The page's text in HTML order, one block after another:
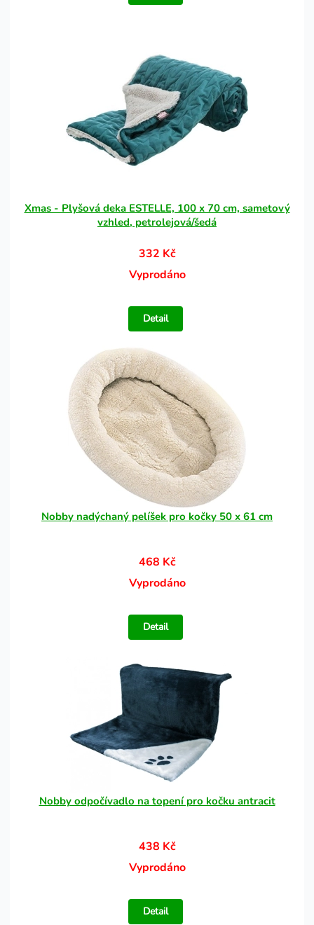
Xmas - Plyšová deka ESTELLE, 100 x 70 cm, sametový
vzhled, petrolejová/šedá
332 Kč
Vyprodáno
Detail
Nobby nadýchaný pelíšek pro kočky 50 x 61 cm
468 Kč
Vyprodáno
Detail
Nobby odpočívadlo na topení pro kočku antracit
438 Kč
Vyprodáno
Detail